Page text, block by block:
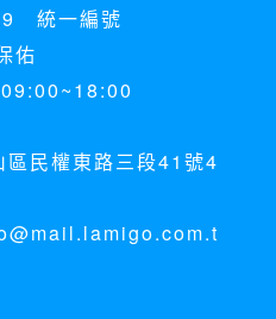
統一編號
佑
民權東路三段41號4